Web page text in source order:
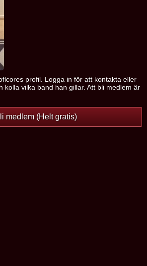
profil. Logga in för att kontakta eller
kolla vilka band han gillar. Att bli medlem är
medlem (Helt gratis)